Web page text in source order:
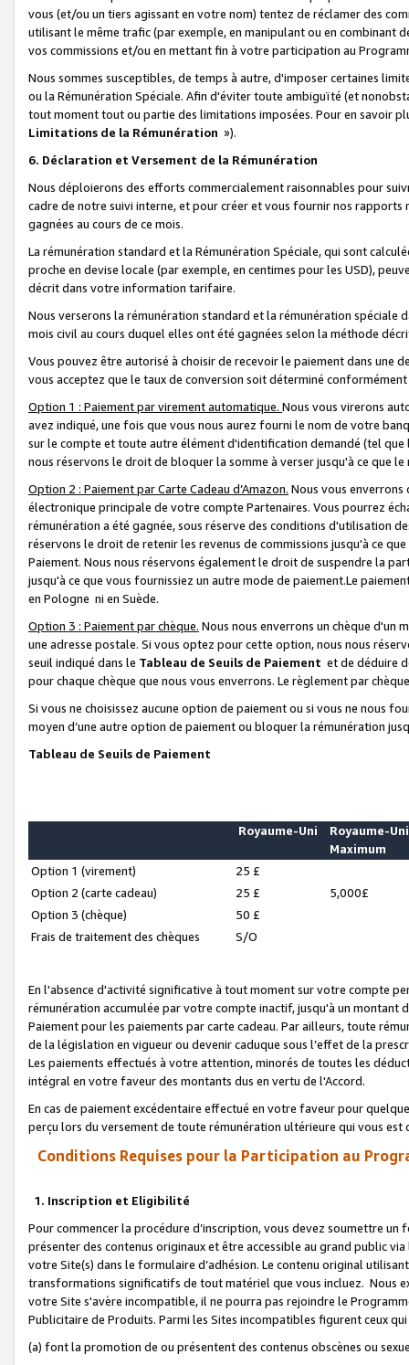
vous (et/ou un tiers agissant en votre nom) tentez de réclamer des
utilisant le même trafic (par exemple, en manipulant ou en combinant
vos commissions et/ou en mettant fin à votre participation au
Nous sommes susceptibles, de temps à autre, d'imposer certaines
ou la Rémunération Spéciale. Afin d'éviter toute ambiguïté (et
tout moment tout ou partie des limitations imposées. Pour en savoir
Limitations de la Rémunération »).
6. Déclaration et Versement de la Rémunération
Nous déploierons des efforts commercialement raisonnables pour
cadre de notre suivi interne, et pour créer et vous fournir nos
gagnées au cours de ce mois.
La rémunération standard et la Rémunération Spéciale, qui sont
proche en devise locale (par exemple, en centimes pour les USD),
décrit dans votre information tarifaire.
Nous verserons la rémunération standard et la rémunération spéciale
mois civil au cours duquel elles ont été gagnées selon la méthode
Vous pouvez être autorisé à choisir de recevoir le paiement dans une
vous acceptez que le taux de conversion soit déterminé
Option 1 : Paiement par virement automatique. Nous vous virerons
avez indiqué, une fois que vous nous aurez fourni le nom de votre
sur le compte et toute autre élément d'identification demandé (tel que
nous réservons le droit de bloquer la somme à verser jusqu'à ce que
Option 2 : Paiement par Carte Cadeau d’Amazon. Nous vous
électronique principale de votre compte Partenaires. Vous pourrez
rémunération a été gagnée, sous réserve des conditions d'utilisation
réservons le droit de retenir les revenus de commissions jusqu'à ce
Paiement. Nous nous réservons également le droit de suspendre la
jusqu'à ce que vous fournissiez un autre mode de paiement.Le
en Pologne ni en Suède.
Option 3 : Paiement par chèque. Nous nous enverrons un chèque d'un
une adresse postale. Si vous optez pour cette option, nous nous
seuil indiqué dans le Tableau de Seuils de Paiement et de déduire
pour chaque chèque que nous vous enverrons. Le règlement par
Si vous ne choisissez aucune option de paiement ou si vous ne nous
moyen d’une autre option de paiement ou bloquer la rémunération
Tableau de Seuils de Paiement
Royaume-Uni
Royaume-Uni
Maximum
Option 1 (virement)
25 £
Option 2 (carte cadeau)
25 £
5,000£
Option 3 (chèque)
50 £
Frais de traitement des chèques
S/O
En l'absence d'activité significative à tout moment sur votre compte
rémunération accumulée par votre compte inactif, jusqu'à un montant
Paiement pour les paiements par carte cadeau. Par ailleurs, toute
de la législation en vigueur ou devenir caduque sous l’effet de la
Les paiements effectués à votre attention, minorés de toutes les
intégral en votre faveur des montants dus en vertu de l'Accord.
En cas de paiement excédentaire effectué en votre faveur pour
perçu lors du versement de toute rémunération ultérieure qui vous est
Conditions Requises pour la Participation au
1. Inscription et Eligibilité
Pour commencer la procédure d’inscription, vous devez soumettre
présenter des contenus originaux et être accessible au grand public
votre Site(s) dans le formulaire d’adhésion. Le contenu original
transformations significatifs de tout matériel que vous incluez. Nous
votre Site s'avère incompatible, il ne pourra pas rejoindre le
Publicitaire de Produits. Parmi les Sites incompatibles figurent ceux
(a) font la promotion de ou présentent des contenus obscènes ou